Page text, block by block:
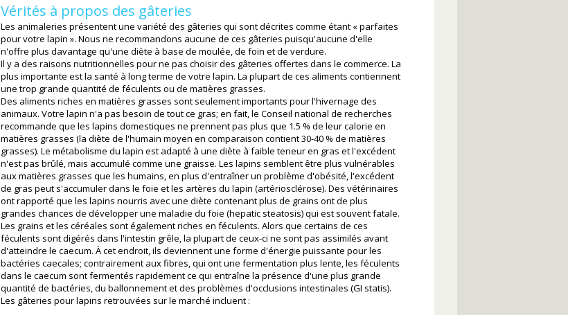
Vérités à propos des gâteries
Les animaleries présentent une variété des gâteries qui sont décrites comme étant « parfaites
pour votre lapin ». Nous ne recommandons aucune de ces gâteries puisqu'aucune d'elle
n'offre plus davantage qu'une diète à base de moulée, de foin et de verdure.
Il y a des raisons nutritionnelles pour ne pas choisir des gâteries offertes dans le commerce. La
plus importante est la santé à long terme de votre lapin. La plupart de ces aliments contiennent
une trop grande quantité de féculents ou de matières grasses.
Des aliments riches en matières grasses sont seulement importants pour l'hivernage des
animaux. Votre lapin n'a pas besoin de tout ce gras; en fait, le Conseil national de recherches
recommande que les lapins domestiques ne prennent pas plus que 1.5 % de leur calorie en
matières grasses (la diète de l'humain moyen en comparaison contient 30-40 % de matières
grasses). Le métabolisme du lapin est adapté à une diète à faible teneur en gras et l'excédent
n'est pas brûlé, mais accumulé comme une graisse. Les lapins semblent être plus vulnérables
aux matières grasses que les humains, en plus d'entraîner un problème d'obésité, l'excédent
de gras peut s'accumuler dans le foie et les artères du lapin (artériosclérose). Des vétérinaires
ont rapporté que les lapins nourris avec une diète contenant plus de grains ont de plus
grandes chances de développer une maladie du foie (hepatic steatosis) qui est souvent fatale.
Les grains et les céréales sont également riches en féculents. Alors que certains de ces
féculents sont digérés dans l'intestin grêle, la plupart de ceux-ci ne sont pas assimilés avant
d'atteindre le caecum. À cet endroit, ils deviennent une forme d'énergie puissante pour les
bactéries caecales; contrairement aux fibres, qui ont une fermentation plus lente, les féculents
dans le caecum sont fermentés rapidement ce qui entraîne la présence d'une plus grande
quantité de bactéries, du ballonnement et des problèmes d'occlusions intestinales (GI statis).
Les gâteries pour lapins retrouvées sur le marché incluent :